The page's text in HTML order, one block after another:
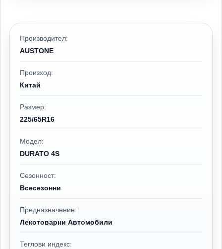
Производител:
AUSTONE
Произход:
Китай
Размер:
225/65R16
Модел:
DURATO 4S
Сезонност:
Всесезонни
Предназначение:
Лекотоварни Автомобили
Теглови индекс: